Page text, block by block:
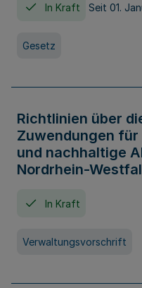
In Kraft Seit 01.
Gesetz
Richtlinien über
Zuwendungen
und nachhaltige
Nordrhein-
In Kraft
Verwaltungsvorschrift